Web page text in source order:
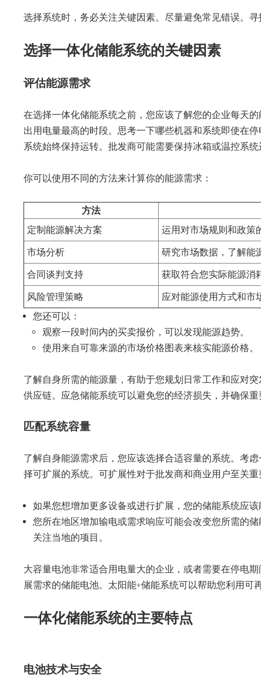
选择系统时，务必关注关键因素。尽量避免常见错误。
选择一体化储能系统的关键因素
评估能源需求
在选择一体化储能系统之前，您应该了解您的企业每天
出用电量最高的时段。思考一下哪些机器和系统即使在
系统始终保持运转。批发商可能需要保持冰箱或温控系统
你可以使用不同的方法来计算你的能源需求：
方法
定制能源解决方案
运用对市场规则和政策
市场分析
研究市场数据，了解能
合同谈判支持
获取符合您实际能源消
风险管理策略
应对能源使用方式和市
您还可以：
观察一段时间内的买卖报价，可以发现能源趋势。
使用来自可靠来源的市场价格图表来核实能源价格。
了解自身所需的能源量，有助于您规划日常工作和应对
供应链。应急储能系统可以避免您的经济损失，并确保重
匹配系统容量
了解自身能源需求后，您应该选择合适容量的系统。考
择可扩展的系统。可扩展性对于批发商和商业用户至关
如果您想增加更多设备或进行扩展，您的储能系统应该
您所在地区增加输电或需求响应可能会改变您所需的
关注当地的项目。
大容量电池非常适合用电量大的企业，或者需要在停电
展需求的储能电池。太阳能+储能系统可以帮助您利用可
一体化储能系统的主要特点
电池技术与安全